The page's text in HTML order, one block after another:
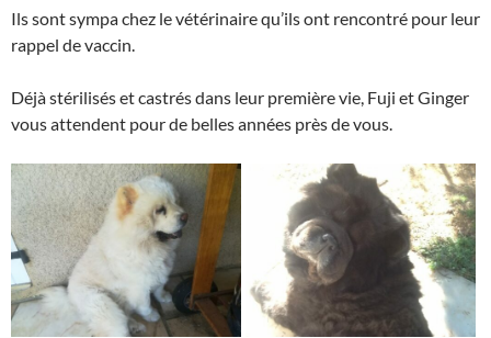
Ils sont sympa chez le vétérinaire qu’ils ont rencontré pour leur
rappel de vaccin.
Déjà stérilisés et castrés dans leur première vie, Fuji et Ginger
vous attendent pour de belles années près de vous.